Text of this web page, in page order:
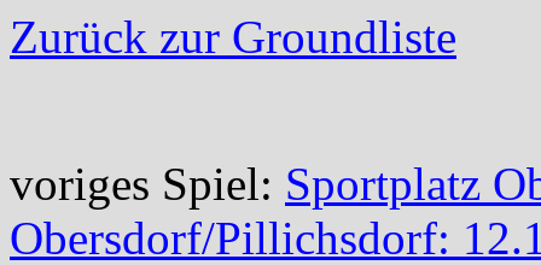
Zurück zur Groundliste
voriges Spiel: Sportplatz
Obersdorf/Pillichsdorf: